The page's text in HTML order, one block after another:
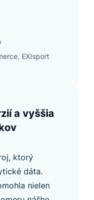
EXIsport
a vyššia
ktorý
dáta.
nielen